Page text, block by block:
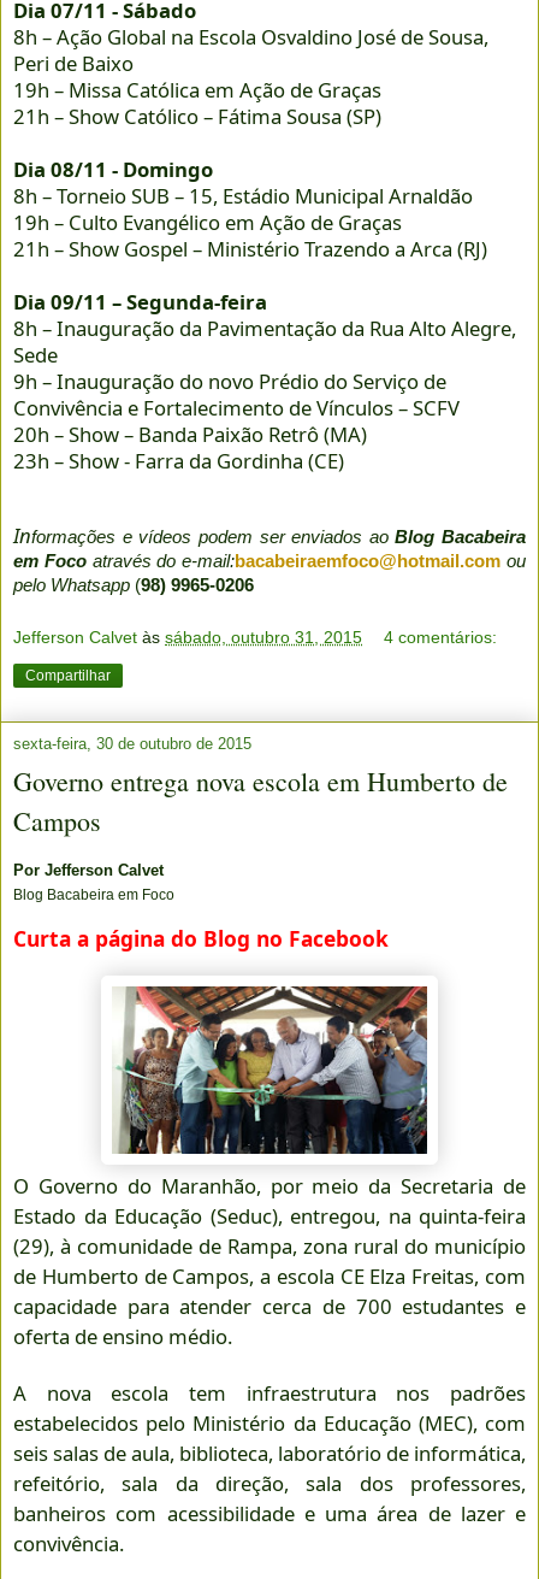
Dia 07/11 - Sábado
8h – Ação Global na Escola Osvaldino José de Sousa,
Peri de Baixo
19h – Missa Católica em Ação de Graças
21h – Show Católico – Fátima Sousa (SP)
Dia 08/11 - Domingo
8h – Torneio SUB – 15, Estádio Municipal Arnaldão
19h – Culto Evangélico em Ação de Graças
21h – Show Gospel – Ministério Trazendo a Arca (RJ)
Dia 09/11 – Segunda-feira
8h – Inauguração da Pavimentação da Rua Alto Alegre,
Sede
9h – Inauguração do novo Prédio do Serviço de
Convivência e Fortalecimento de Vínculos – SCFV
20h – Show – Banda Paixão Retrô (MA)
23h – Show - Farra da Gordinha (CE)
Informações e vídeos podem ser enviados aoBlog Bacabeira
em Focoatravés do e-mail:bacabeiraemfoco@hotmail.com ou
pelo Whatsapp (98) 9965-0206
Jefferson Calvet às sábado, outubro 31, 2015 4 comentários:
Compartilhar
sexta-feira, 30 de outubro de 2015
Governo entrega nova escola em Humberto de
Campos
Por Jefferson Calvet
Blog Bacabeira em Foco
Curta a página do Blog no Facebook
O Governo do Maranhão, por meio da Secretaria de
Estado da Educação (Seduc), entregou, na quinta-feira
(29), à comunidade de Rampa, zona rural do município
de Humberto de Campos, a escola CE Elza Freitas, com
capacidade para atender cerca de 700 estudantes e
oferta de ensino médio.
A nova escola tem infraestrutura nos padrões
estabelecidos pelo Ministério da Educação (MEC), com
seis salas de aula, biblioteca, laboratório de informática,
refeitório, sala da direção, sala dos professores,
banheiros com acessibilidade e uma área de lazer e
convivência.